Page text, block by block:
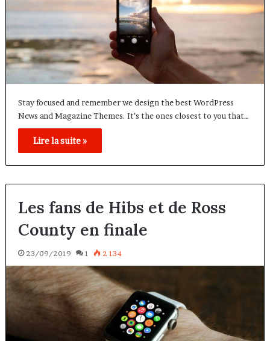
Stay focused and remember we design the best WordPress
News and Magazine Themes. It’s the ones closest to you that…
Lire la suite »
Les fans de Hibs et de Ross
County en finale
23/09/2019 1 2 134